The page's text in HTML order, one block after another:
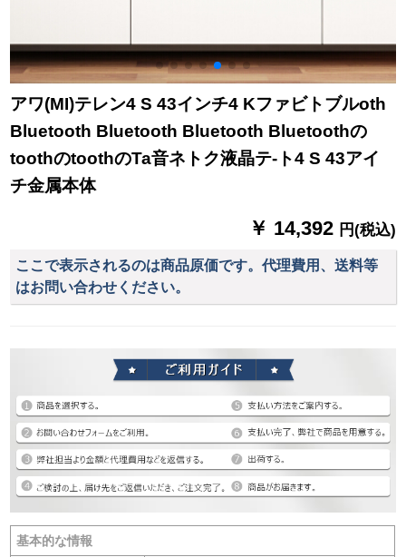
アワ(MI)テレン4 S 43インチ4 Kファビトブルoth
Bluetooth Bluetooth Bluetooth Bluetoothの
toothのtoothのTa音ネトク液晶テ-ト4 S 43アイ
チ金属本体
￥ 14,392 円(税込)
ここで表示されるのは商品原価です。代理費用、送料等
はお問い合わせください。
基本的な情報